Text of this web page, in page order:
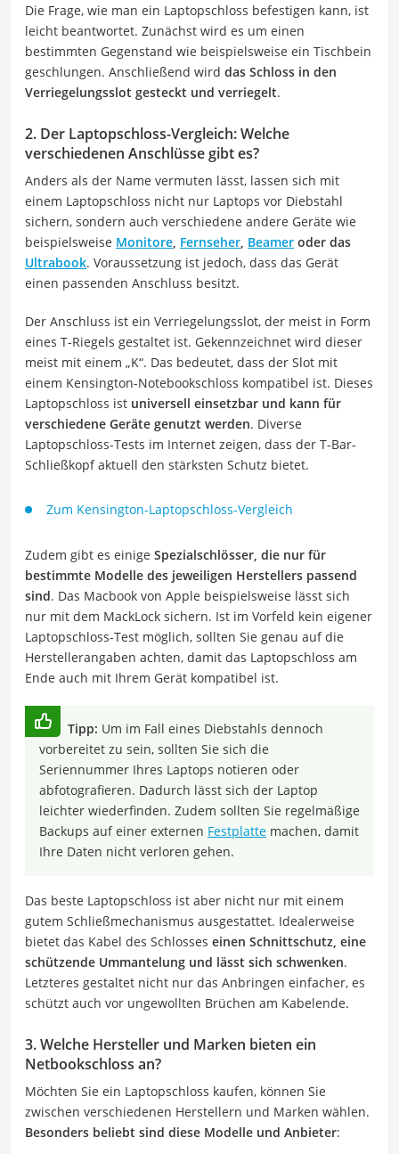
Die Frage, wie man ein Laptopschloss befestigen kann, ist
leicht beantwortet. Zunächst wird es um einen
bestimmten Gegenstand wie beispielsweise ein Tischbein
geschlungen. Anschließend wird das Schloss in den
Verriegelungsslot gesteckt und verriegelt.
2. Der Laptopschloss-Vergleich: Welche
verschiedenen Anschlüsse gibt es?
Anders als der Name vermuten lässt, lassen sich mit
einem Laptopschloss nicht nur Laptops vor Diebstahl
sichern, sondern auch verschiedene andere Geräte wie
beispielsweise Monitore Fernseher Beamer oder das
Ultrabook. Voraussetzung ist jedoch, dass das Gerät
einen passenden Anschluss besitzt.
Der Anschluss ist ein Verriegelungsslot, der meist in Form
eines T-Riegels gestaltet ist. Gekennzeichnet wird dieser
meist mit einem „K“. Das bedeutet, dass der Slot mit
einem Kensington-Notebookschloss kompatibel ist. Dieses
Laptopschloss ist universell einsetzbar und kann für
verschiedene Geräte genutzt werden. Diverse
Laptopschloss-Tests im Internet zeigen, dass der T-Bar-
Schließkopf aktuell den stärksten Schutz bietet.
Zum Kensington-Laptopschloss-Vergleich
Zudem gibt es einige Spezialschlösser, die nur für
bestimmte Modelle des jeweiligen Herstellers passend
sind. Das Macbook von Apple beispielsweise lässt sich
nur mit dem MackLock sichern. Ist im Vorfeld kein eigener
Laptopschloss-Test möglich, sollten Sie genau auf die
Herstellerangaben achten, damit das Laptopschloss am
Ende auch mit Ihrem Gerät kompatibel ist.
Tipp: Um im Fall eines Diebstahls dennoch
vorbereitet zu sein, sollten Sie sich die
Seriennummer Ihres Laptops notieren oder
abfotografieren. Dadurch lässt sich der Laptop
leichter wiederfinden. Zudem sollten Sie regelmäßige
Backups auf einer externen Festplatte machen, damit
Ihre Daten nicht verloren gehen.
Das beste Laptopschloss ist aber nicht nur mit einem
gutem Schließmechanismus ausgestattet. Idealerweise
bietet das Kabel des Schlosses einen Schnittschutz, eine
schützende Ummantelung und lässt sich schwenken.
Letzteres gestaltet nicht nur das Anbringen einfacher, es
schützt auch vor ungewollten Brüchen am Kabelende.
3. Welche Hersteller und Marken bieten ein
Netbookschloss an?
Möchten Sie ein Laptopschloss kaufen, können Sie
zwischen verschiedenen Herstellern und Marken wählen.
Besonders beliebt sind diese Modelle und Anbieter: